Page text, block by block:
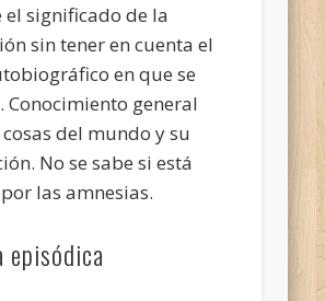
el significado de la
sin tener en cuenta el
en que se
Conocimiento general
del mundo y su
No se sabe si está
las amnesias.
episódica